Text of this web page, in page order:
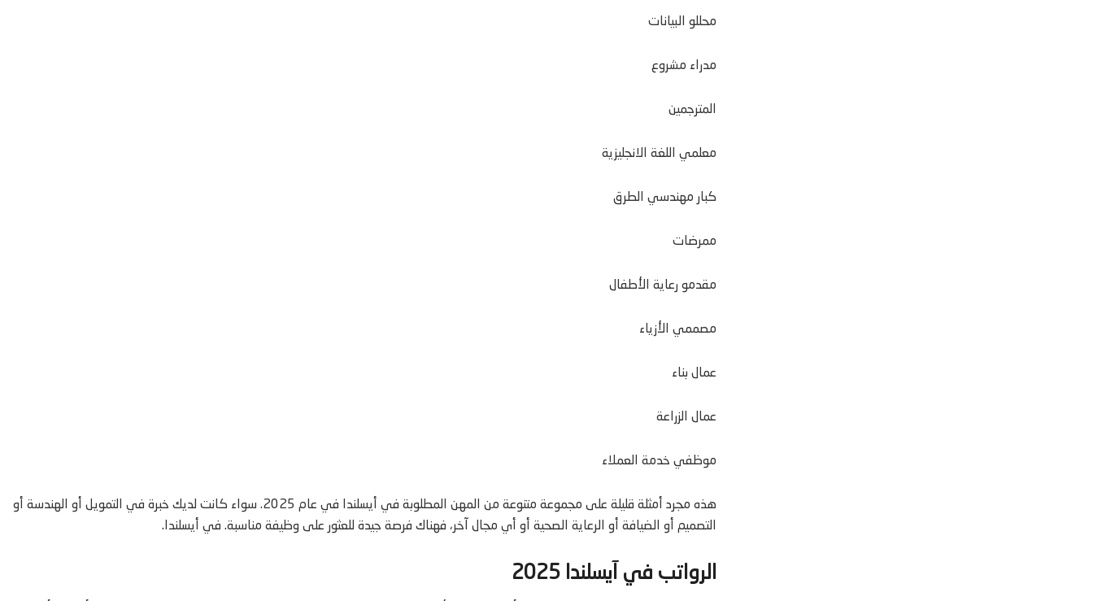
محللو البيانات
مدراء مشروع
المترجمين
معلمي اللغة الانجليزية
كبار مهندسي الطرق
ممرضات
مقدمو رعاية الأطفال
مصممي الأزياء
عمال بناء
عمال الزراعة
موظفي خدمة العملاء
هذه مجرد أمثلة قليلة على مجموعة متنوعة من المهن المطلوبة في أيسلندا في عام 2025. سواء كانت لديك خبرة في التمويل أو الهندسة أو
التصميم أو الضيافة أو الرعاية الصحية أو أي مجال آخر، فهناك فرصة جيدة للعثور على وظيفة مناسبة. في أيسلندا.
الرواتب في آيسلندا 2025